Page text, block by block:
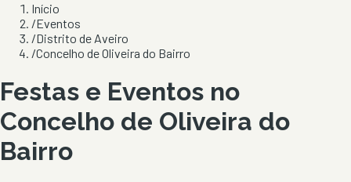
Início
/Eventos
/Distrito de Aveiro
/Concelho de Oliveira do Bairro
Festas e Eventos no
Concelho de Oliveira do
Bairro